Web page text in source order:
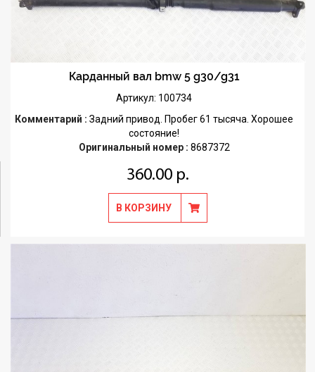
Карданный вал bmw 5 g30/g31
Артикул: 100734
Комментарий : Задний привод. Пробег 61 тысяча. Хорошее
состояние!
Оригинальный номер : 8687372
360.00 р.
В КОРЗИНУ